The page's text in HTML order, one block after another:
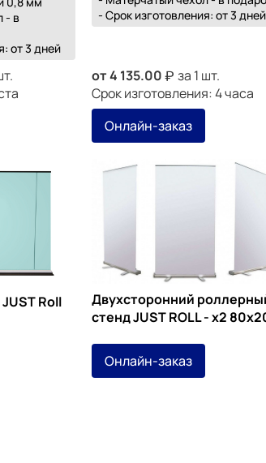
- в
от 3 дней
- Срок изготовления: от 3 дней
от4 135.00
за 1 шт.
Срок изготовления: 4 часа
Онлайн-заказ
Roll
Двухсторонний
стенд JUST ROLL - х2
Онлайн-заказ